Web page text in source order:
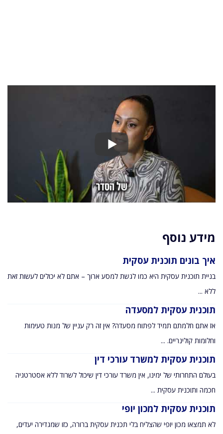
מידע נוסף
איך בונים תוכנית עסקית
בניית תוכנית עסקית היא כמו לגשת למסע ארוך – אתם לא יכולים לעשות זאת
ללא ...
תוכנית עסקית למסעדה
אז אתם חלמתם תמיד לפתוח מסעדה? אין זה רק עניין של מנות טעימות
וחלומות קולינריים. ...
תוכנית עסקית למשרד עורכי דין
בעולם התחרותי של ימינו, אין משרד עורכי דין שיכול לשרוד ללא אסטרטגיה
חכמה ותוכנית עסקית ...
תוכנית עסקית למכון יופי
לא תמצאו מכון יופי שהצליח בלי תכנית עסקית ברורה, כזו שמגדירה יעדים,